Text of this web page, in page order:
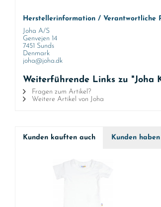
Herstellerinformation / Verantwortliche
Joha A/S
Genvejen 14
7451 Sunds
Denmark
joha@joha.dk
Weiterführende Links zu "Joha
Fragen zum Artikel?
Weitere Artikel von Joha
Kunden kauften auch Kunden